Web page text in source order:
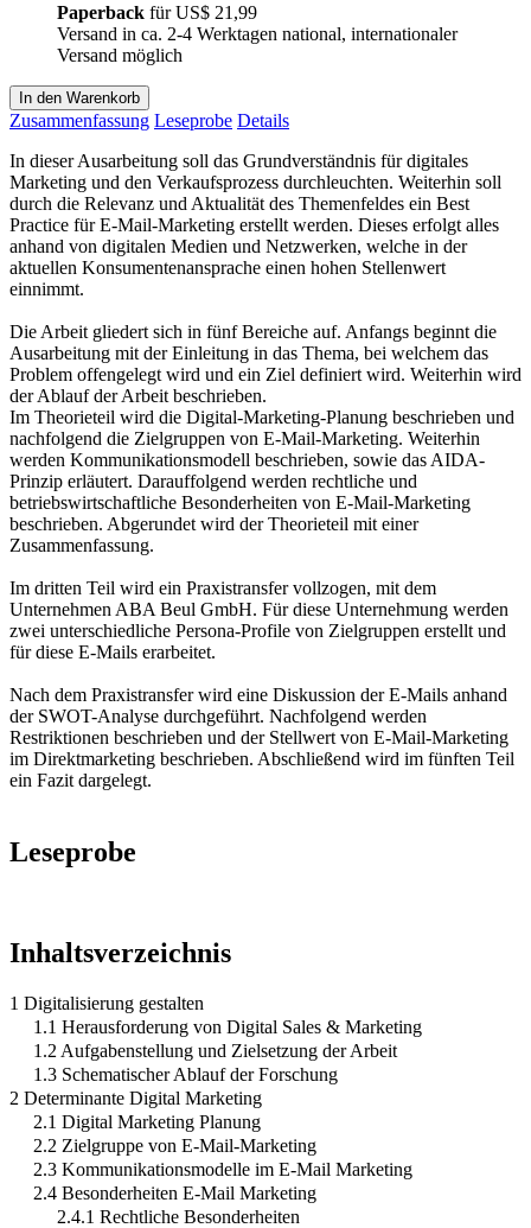
Paperback fürUS$ 21,99
Versand in ca. 2-4 Werktagen national, internationaler
Versand möglich
In den Warenkorb
Zusammenfassung Leseprobe Details
In dieser Ausarbeitung soll das Grundverständnis für digitales
Marketing und den Verkaufsprozess durchleuchten. Weiterhin soll
durch die Relevanz und Aktualität des Themenfeldes ein Best
Practice für E-Mail-Marketing erstellt werden. Dieses erfolgt alles
anhand von digitalen Medien und Netzwerken, welche in der
aktuellen Konsumentenansprache einen hohen Stellenwert
einnimmt.
Die Arbeit gliedert sich in fünf Bereiche auf. Anfangs beginnt die
Ausarbeitung mit der Einleitung in das Thema, bei welchem das
Problem offengelegt wird und ein Ziel definiert wird. Weiterhin wird
der Ablauf der Arbeit beschrieben.
Im Theorieteil wird die Digital-Marketing-Planung beschrieben und
nachfolgend die Zielgruppen von E-Mail-Marketing. Weiterhin
werden Kommunikationsmodell beschrieben, sowie das AIDA-
Prinzip erläutert. Darauffolgend werden rechtliche und
betriebswirtschaftliche Besonderheiten von E-Mail-Marketing
beschrieben. Abgerundet wird der Theorieteil mit einer
Zusammenfassung.
Im dritten Teil wird ein Praxistransfer vollzogen, mit dem
Unternehmen ABA Beul GmbH. Für diese Unternehmung werden
zwei unterschiedliche Persona-Profile von Zielgruppen erstellt und
für diese E-Mails erarbeitet.
Nach dem Praxistransfer wird eine Diskussion der E-Mails anhand
der SWOT-Analyse durchgeführt. Nachfolgend werden
Restriktionen beschrieben und der Stellwert von E-Mail-Marketing
im Direktmarketing beschrieben. Abschließend wird im fünften Teil
ein Fazit dargelegt.
Leseprobe
Inhaltsverzeichnis
1 Digitalisierung gestalten
1.1 Herausforderung von Digital Sales & Marketing
1.2 Aufgabenstellung und Zielsetzung der Arbeit
1.3 Schematischer Ablauf der Forschung
2 Determinante Digital Marketing
2.1 Digital Marketing Planung
2.2 Zielgruppe von E-Mail-Marketing
2.3 Kommunikationsmodelle im E-Mail Marketing
2.4 Besonderheiten E-Mail Marketing
2.4.1 Rechtliche Besonderheiten